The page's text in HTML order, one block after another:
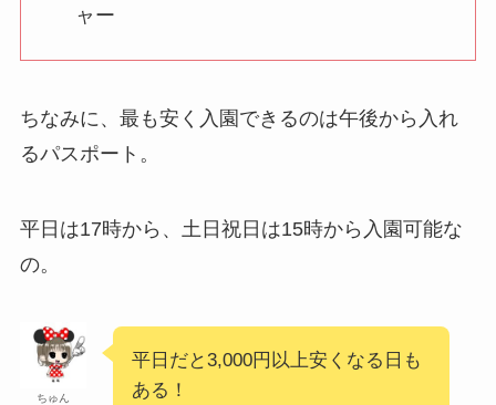
ャー
ちなみに、最も安く入園できるのは午後から入れ
るパスポート。
平日は17時から、土日祝日は15時から入園可能な
の。
ちゅん
平日だと3,000円以上安くなる日も
ある！